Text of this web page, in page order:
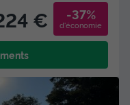
€ -37%
d'économie